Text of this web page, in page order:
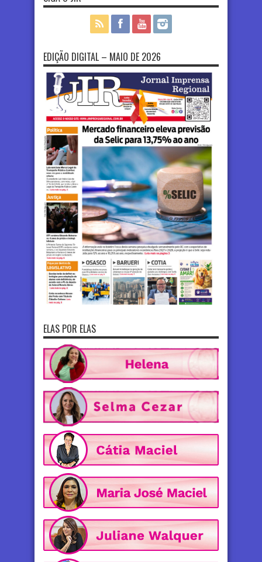
EDIÇÃO DIGITAL – MAIO DE 2026
ELAS POR ELAS